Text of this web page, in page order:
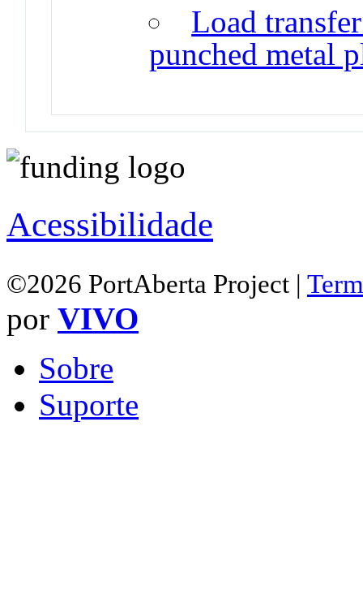
Load
punched metal
Acessibilidade
©2026 PortAberta Project |
por VIVO
Sobre
Suporte